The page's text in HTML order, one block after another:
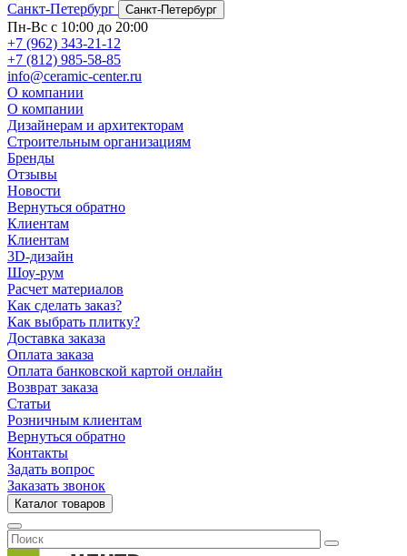
Санкт-Петербург
Санкт-Петербург
Пн-Вс с 10:00 до 20:00
+7 (962) 343-21-12
+7 (812) 985-58-85
info@ceramic-center.ru
О компании
О компании
Дизайнерам и архитекторам
Строительным организациям
Бренды
Отзывы
Новости
Вернуться обратно
Клиентам
Клиентам
3D-дизайн
Шоу-рум
Расчет материалов
Как сделать заказ?
Как выбрать плитку?
Доставка заказа
Оплата заказа
Оплата банковской картой онлайн
Возврат заказа
Статьи
Розничным клиентам
Вернуться обратно
Контакты
Задать вопрос
Заказать звонок
Каталог товаров